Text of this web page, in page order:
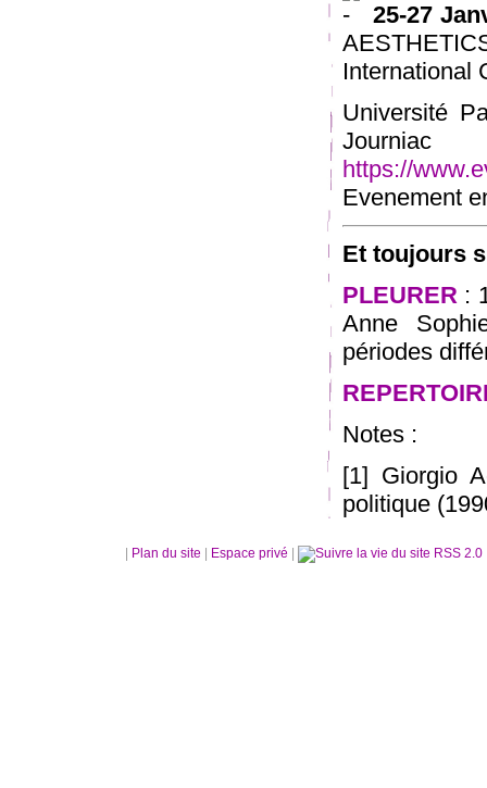
25-27
International
Université
https://
Evenement
Et toujours
PLEURER :
Anne
périodes
Notes :
[1] Giorgio
politique
Plan du site Espace privé RSS 2.0